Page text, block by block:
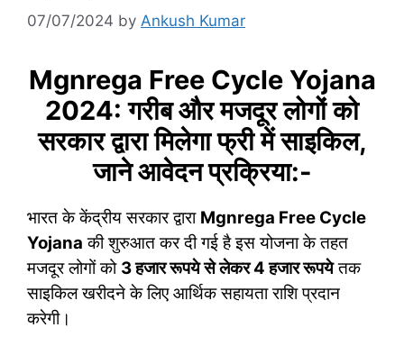
07/07/2024 by Ankush Kumar
Mgnrega Free Cycle Yojana
2024: गरीब और मजदूर लोगों को
सरकार द्वारा मिलेगा फ्री में साइकिल,
जाने आवेदन प्रक्रिया:-
भारत के केंद्रीय सरकार द्वारा Mgnrega Free Cycle
Yojana की शुरुआत कर दी गई है इस योजना के तहत
मजदूर लोगों को 3 हजार रूपये से लेकर 4 हजार रूपयेतक
साइकिल खरीदने के लिए आर्थिक सहायता राशि प्रदान
करेगी।